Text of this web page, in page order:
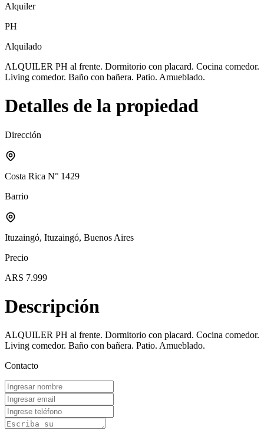
Alquiler
PH
Alquilado
ALQUILER PH al frente. Dormitorio con placard. Cocina comedor.
Living comedor. Baño con bañera. Patio. Amueblado.
Detalles de la propiedad
Dirección
Costa Rica N° 1429
Barrio
Ituzaingó, Ituzaingó, Buenos Aires
Precio
ARS 7.999
Descripción
ALQUILER PH al frente. Dormitorio con placard. Cocina comedor.
Living comedor. Baño con bañera. Patio. Amueblado.
Contacto